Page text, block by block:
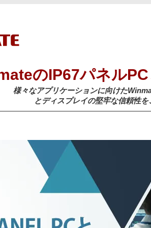
のIP67パネル
様々なアプリケーションに向けた
とディスプレイの堅牢な信頼性